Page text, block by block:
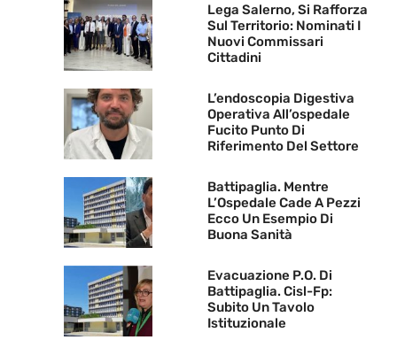
Lega Salerno, Si Rafforza
Sul Territorio: Nominati I
Nuovi Commissari
Cittadini
L’endoscopia Digestiva
Operativa All’ospedale
Fucito Punto Di
Riferimento Del Settore
Battipaglia. Mentre
L’Ospedale Cade A Pezzi
Ecco Un Esempio Di
Buona Sanità
Evacuazione P.O. Di
Battipaglia. Cisl-Fp:
Subito Un Tavolo
Istituzionale